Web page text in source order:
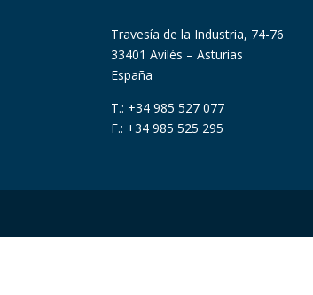
Travesía de la Industria, 74-76
33401 Avilés – Asturias
España
T.: +34 985 527 077
F.: +34 985 525 295